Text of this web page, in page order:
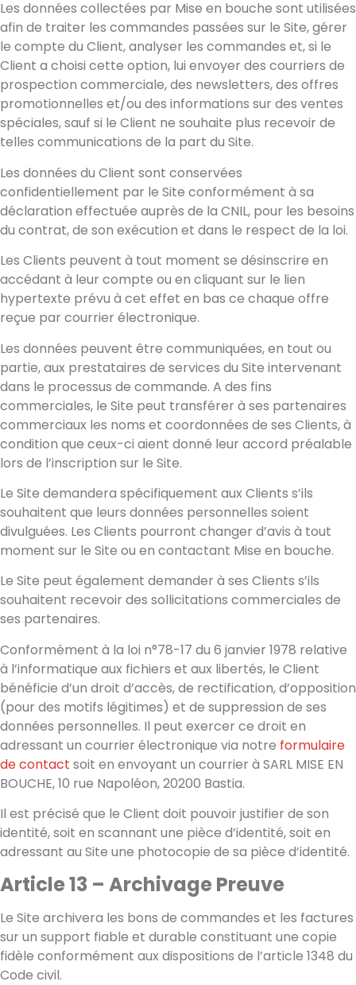
Les données collectées par Mise en bouche sont utilisées
afin de traiter les commandes passées sur le Site, gérer
le compte du Client, analyser les commandes et, si le
Client a choisi cette option, lui envoyer des courriers de
prospection commerciale, des newsletters, des offres
promotionnelles et/ou des informations sur des ventes
spéciales, sauf si le Client ne souhaite plus recevoir de
telles communications de la part du Site.
Les données du Client sont conservées
confidentiellement par le Site conformément à sa
déclaration effectuée auprès de la CNIL, pour les besoins
du contrat, de son exécution et dans le respect de la loi.
Les Clients peuvent à tout moment se désinscrire en
accédant à leur compte ou en cliquant sur le lien
hypertexte prévu à cet effet en bas ce chaque offre
reçue par courrier électronique.
Les données peuvent être communiquées, en tout ou
partie, aux prestataires de services du Site intervenant
dans le processus de commande. A des fins
commerciales, le Site peut transférer à ses partenaires
commerciaux les noms et coordonnées de ses Clients, à
condition que ceux-ci aient donné leur accord préalable
lors de l’inscription sur le Site.
Le Site demandera spécifiquement aux Clients s’ils
souhaitent que leurs données personnelles soient
divulguées. Les Clients pourront changer d’avis à tout
moment sur le Site ou en contactant Mise en bouche.
Le Site peut également demander à ses Clients s’ils
souhaitent recevoir des sollicitations commerciales de
ses partenaires.
Conformément à la loi n°78-17 du 6 janvier 1978 relative
à l’informatique aux fichiers et aux libertés, le Client
bénéficie d’un droit d’accès, de rectification, d’opposition
(pour des motifs légitimes) et de suppression de ses
données personnelles. Il peut exercer ce droit en
adressant un courrier électronique via notre formulaire
de contact soit en envoyant un courrier à SARL MISE EN
BOUCHE, 10 rue Napoléon, 20200 Bastia.
Il est précisé que le Client doit pouvoir justifier de son
identité, soit en scannant une pièce d’identité, soit en
adressant au Site une photocopie de sa pièce d’identité.
Article 13 – Archivage Preuve
Le Site archivera les bons de commandes et les factures
sur un support fiable et durable constituant une copie
fidèle conformément aux dispositions de l’article 1348 du
Code civil.